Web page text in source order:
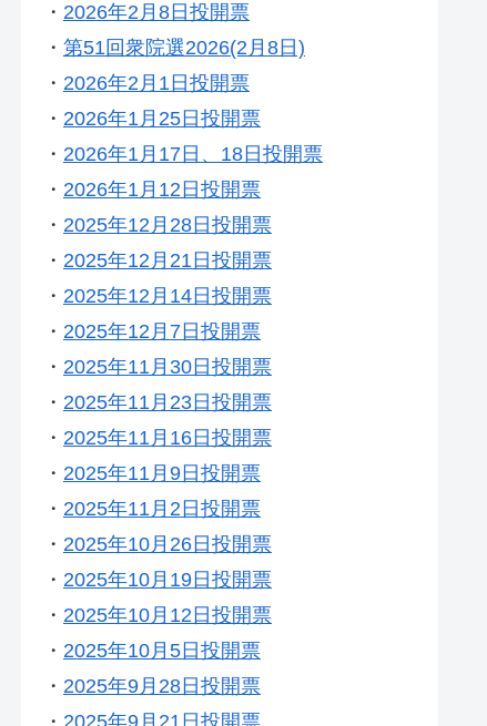
・ 2026年2月8日投開票
・ 第51回衆院選2026(2月8日)
・ 2026年2月1日投開票
・ 2026年1月25日投開票
・ 2026年1月17日、18日投開票
・ 2026年1月12日投開票
・ 2025年12月28日投開票
・ 2025年12月21日投開票
・ 2025年12月14日投開票
・ 2025年12月7日投開票
・ 2025年11月30日投開票
・ 2025年11月23日投開票
・ 2025年11月16日投開票
・ 2025年11月9日投開票
・ 2025年11月2日投開票
・ 2025年10月26日投開票
・ 2025年10月19日投開票
・ 2025年10月12日投開票
・ 2025年10月5日投開票
・ 2025年9月28日投開票